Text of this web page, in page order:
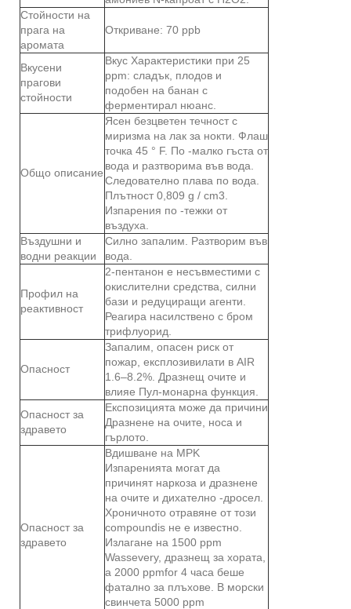
Стойности на
прага на
аромата
Откриване: 70 ppb
Вкусени
прагови
стойности
Вкус Характеристики при 25
ppm: сладък, плодов и
подобен на банан с
ферментирал нюанс.
Общо описание
Ясен безцветен течност с
миризма на лак за нокти. Флаш
точка 45 ° F. По -малко гъста от
вода и разтворима във вода.
Следователно плава по вода.
Плътност 0,809 g / cm3.
Изпарения по -тежки от
въздуха.
Въздушни и
водни реакции
Силно запалим. Разтворим във
вода.
Профил на
реактивност
2-пентанон е несъвместими с
окислителни средства, силни
бази и редуциращи агенти.
Реагира насилствено с бром
трифлуорид.
Опасност
Запалим, опасен риск от
пожар, експлозивилати в AIR
1.6–8.2%. Дразнещ очите и
влияе Пул-монарна функция.
Опасност за
здравето
Експозицията може да причини
Дразнене на очите, носа и
гърлото.
Опасност за
здравето
Вдишване на MPK
Изпаренията могат да
причинят наркоза и дразнене
на очите и дихателно -дросел.
Хроничното отравяне от този
compoundis не е известно.
Излагане на 1500 ppm
Wassevery, дразнещ за хората,
а 2000 ppmfor 4 часа беше
фатално за плъхове. В морски
свинчета 5000 ppm